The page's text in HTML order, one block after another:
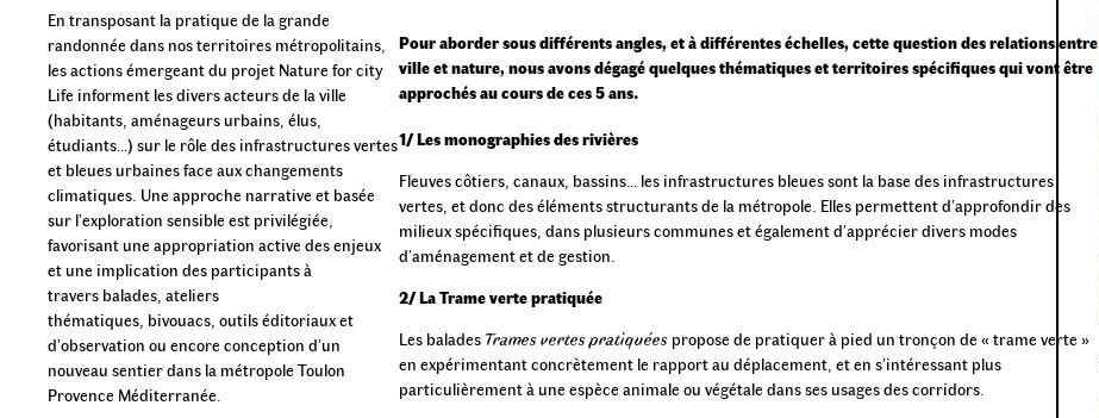
En transposant la pratique de la grande
randonnée dans nos territoires métropolitains,
les actions émergeant du projet Nature for city
Life informent les divers acteurs de la ville
(habitants, aménageurs urbains, élus,
étudiants…) sur le rôle des infrastructures vertes
et bleues urbaines face aux changements
climatiques. Une approche narrative et basée
sur l’exploration sensible est privilégiée,
favorisant une appropriation active des enjeux
et une implication des participants à
travers balades, ateliers
thématiques, bivouacs, outils éditoriaux et
d’observation ou encore conception d’un
nouveau sentier dans la métropole Toulon
Provence Méditerranée.
Pour aborder sous différents angles, et à différentes échelles, cette question des relations entre
ville et nature, nous avons dégagé quelques thématiques et territoires spécifiques qui vont être
approchés au cours de ces 5 ans.
1/ Les monographies des rivières
Fleuves côtiers, canaux, bassins… les infrastructures bleues sont la base des infrastructures
vertes, et donc des éléments structurants de la métropole. Elles permettent d’approfondir des
milieux spécifiques, dans plusieurs communes et également d’apprécier divers modes
d’aménagement et de gestion.
2/ La Trame verte pratiquée
Les balades Trames vertes pratiquéespropose de pratiquer à pied un tronçon de « trame verte »
en expérimentant concrètement le rapport au déplacement, et en s’intéressant plus
particulièrement à une espèce animale ou végétale dans ses usages des corridors.